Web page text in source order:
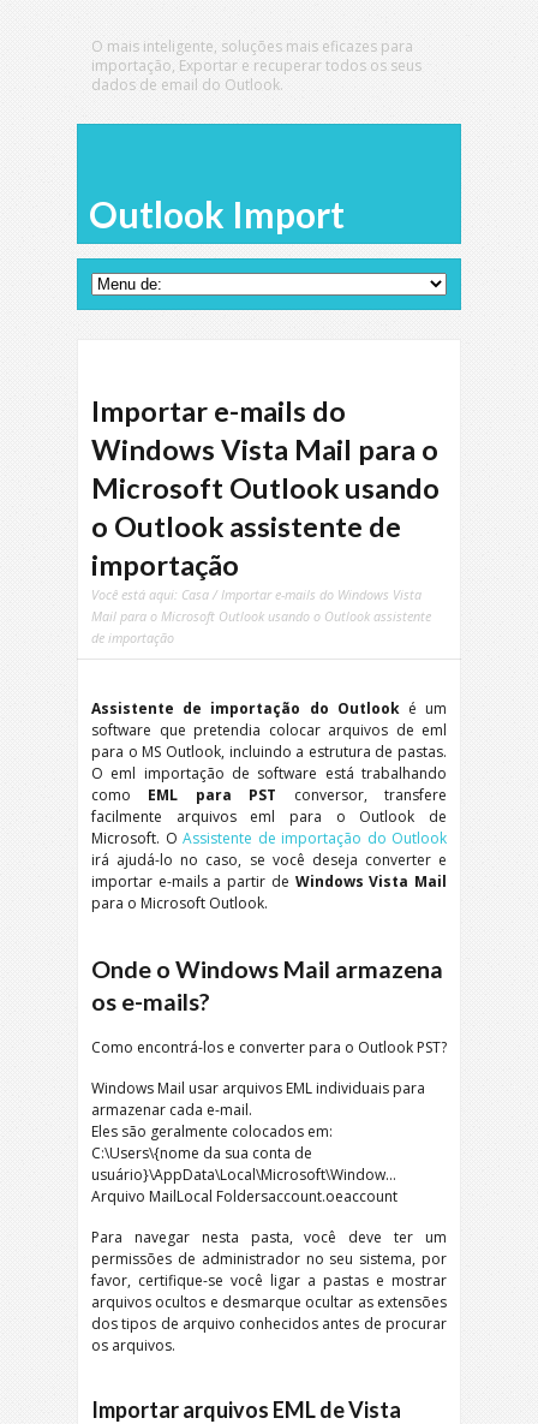
O mais inteligente, soluções mais eficazes para
importação, Exportar e recuperar todos os seus
dados de email do Outlook.
Outlook Import
Importar e-mails do
Windows Vista Mail para o
Microsoft Outlook usando
o Outlook assistente de
importação
Você está aqui: Casa / Importar e-mails do Windows Vista
Mail para o Microsoft Outlook usando o Outlook assistente
de importação
Assistente de importação do Outlooké um
software que pretendia colocar arquivos de eml
para o MS Outlook, incluindo a estrutura de pastas.
O eml importação de software está trabalhando
como EML para PST conversor, transfere
facilmente arquivos eml para o Outlook de
Microsoft. O Assistente de importação do Outlook
irá ajudá-lo no caso, se você deseja converter e
importar e-mails a partir de Windows Vista Mail
para o Microsoft Outlook.
Onde o Windows Mail armazena
os e-mails?
Como encontrá-los e converter para o Outlook PST?
Windows Mail usar arquivos EML individuais para
armazenar cada e-mail.
Eles são geralmente colocados em:
C:\Users\{nome da sua conta de
usuário}\AppData\Local\Microsoft\Window…
Arquivo MailLocal Foldersaccount.oeaccount
Para navegar nesta pasta, você deve ter um
permissões de administrador no seu sistema, por
favor, certifique-se você ligar a pastas e mostrar
arquivos ocultos e desmarque ocultar as extensões
dos tipos de arquivo conhecidos antes de procurar
os arquivos.
Importar arquivos EML de Vista